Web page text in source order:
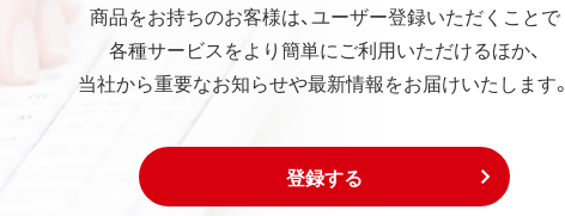
商品をお持ちのお客様は、ユーザー登録いただくことで
各種サービスをより簡単にご利用いただけるほか、
当社から重要なお知らせや最新情報をお届けいたします。
登録する